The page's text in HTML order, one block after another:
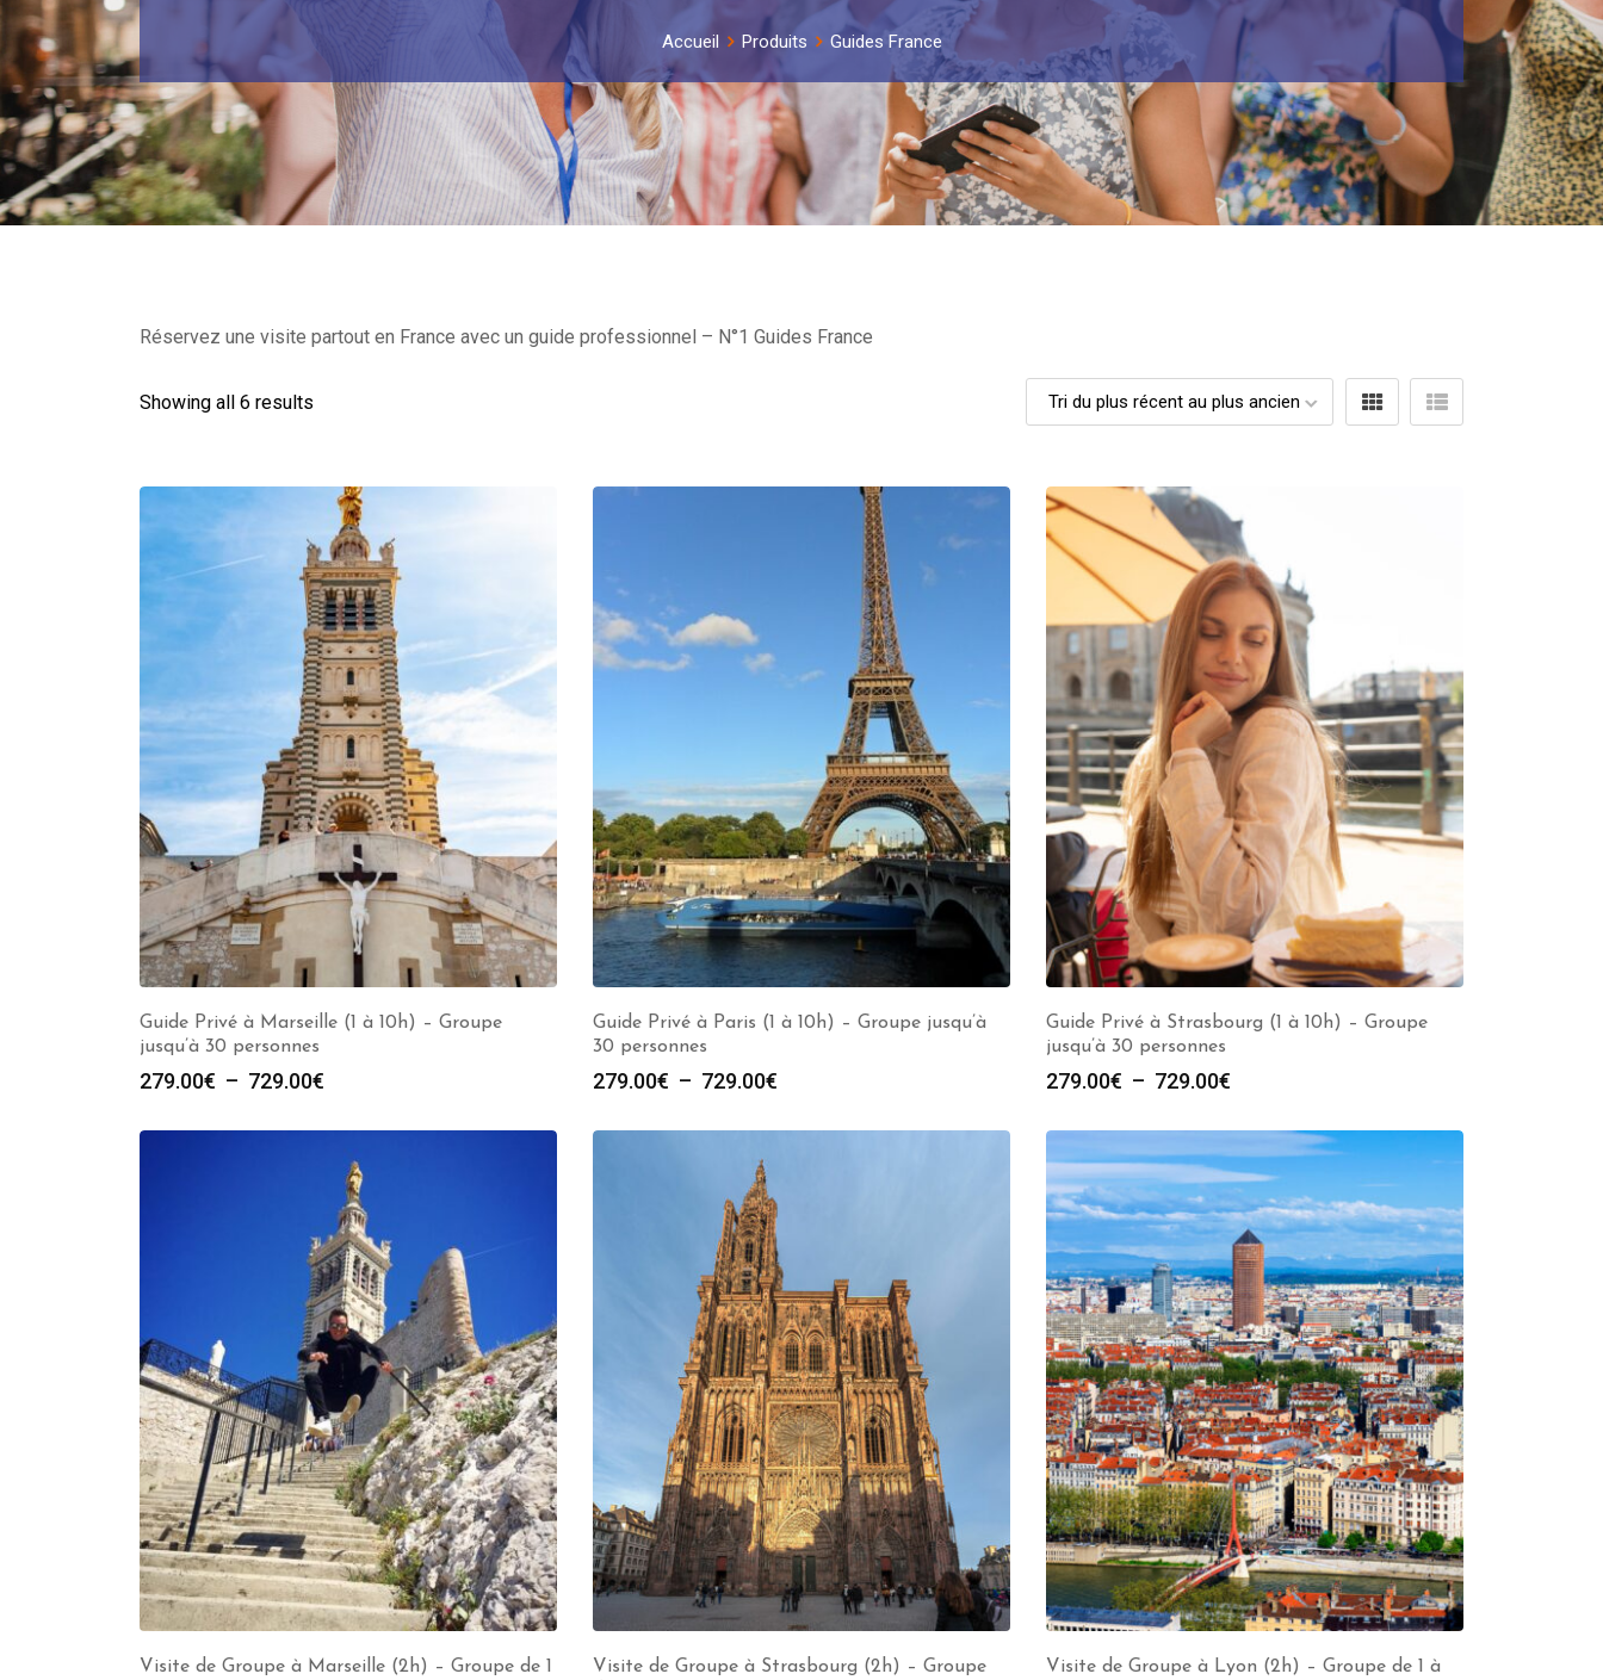
Accueil Produits Guides France
Réservez une visite partout en France avec un guide professionnel – N°1 Guides France
Showing all 6 results
Guide Privé à Marseille (1 à 10h) – Groupe
jusqu’à 30 personnes
279.00€ – 729.00€
prix :
279.00€
729.00€
Guide Privé à Paris (1 à 10h) – Groupe jusqu’à
30 personnes
279.00€ – 729.00€
prix :
729.00€
Guide Privé à Strasbourg (1 à 10h) – Groupe
jusqu’à 30 personnes
279.00€ – 729.00€
prix :
279.00€
à
729.00€
Visite de Groupe à Marseille (2h) – Groupe de 1
Visite de Groupe à Strasbourg (2h) – Groupe
Visite de Groupe à Lyon (2h) – Groupe de 1 à